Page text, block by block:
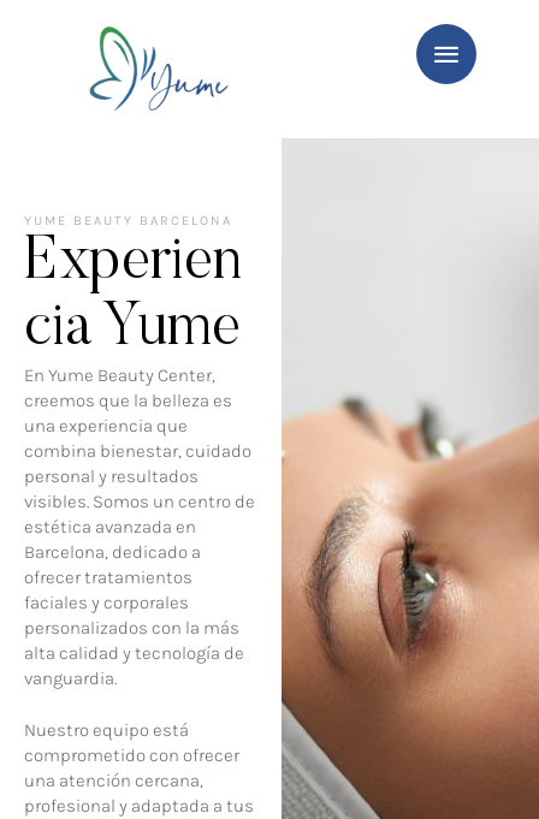
YUME BEAUTY BARCELONA
Experien
cia Yume
En Yume Beauty Center,
creemos que la belleza es
una experiencia que
combina bienestar, cuidado
personal y resultados
visibles. Somos un centro de
estética avanzada en
Barcelona, dedicado a
ofrecer tratamientos
faciales y corporales
personalizados con la más
alta calidad y tecnología de
vanguardia.
Nuestro equipo está
comprometido con ofrecer
una atención cercana,
profesional y adaptada a tus